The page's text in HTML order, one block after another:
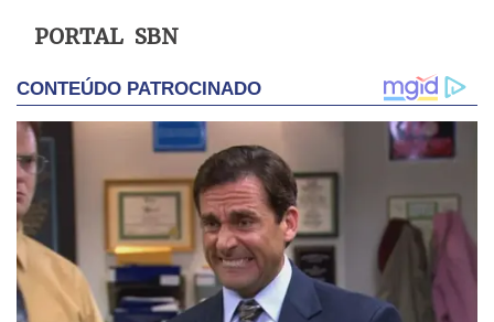
PORTAL SBN